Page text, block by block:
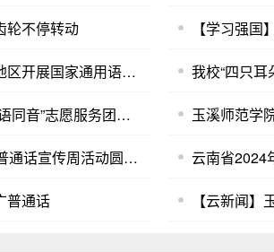
轮不停转动
玉溪师范学院深入滇西多民族地区开展国家通用语言文字推广活动
玉溪师范学院教师教育学院“童语同音”志愿服务团参加玉溪市博物馆中秋“博物馆之夜”活动
玉溪师范学院第26届全国推广普通话宣传周活动圆满结束
普通话